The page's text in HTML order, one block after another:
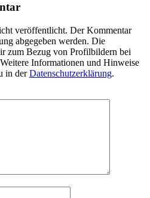
veröffentlicht. Der Kommentar
abgegeben werden. Die
zum Bezug von Profilbildern bei
Informationen und Hinweise
in derDatenschutzerklärung.